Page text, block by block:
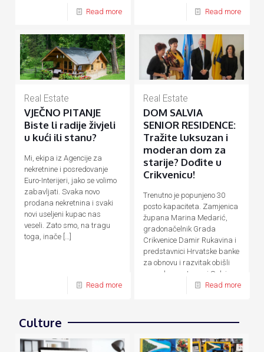
Read more Read more
Real Estate
VJEČNO PITANJE
Biste li radije živjeli
u kući ili stanu?
Mi, ekipa iz Agencije za
nekretnine i posredovanje
Euro-Interijeri, jako se volimo
zabavljati. Svaka novo
prodana nekretnina i svaki
novi useljeni kupac nas
veseli. Zato smo, na tragu
toga, inače […]
Read more
Real Estate
DOM SALVIA
SENIOR RESIDENCE:
Tražite luksuzan i
moderan dom za
starije? Dođite u
Crikvenicu!
Trenutno je popunjeno 30
posto kapaciteta. Zamjenica
župana Marina Medarić,
gradonačelnik Grada
Crikvenice Damir Rukavina i
predstavnici Hrvatske banke
za obnovu i razvitak obišli
su nedavno otvoreni Salvia
Senior Residence, […]
Read more
Culture